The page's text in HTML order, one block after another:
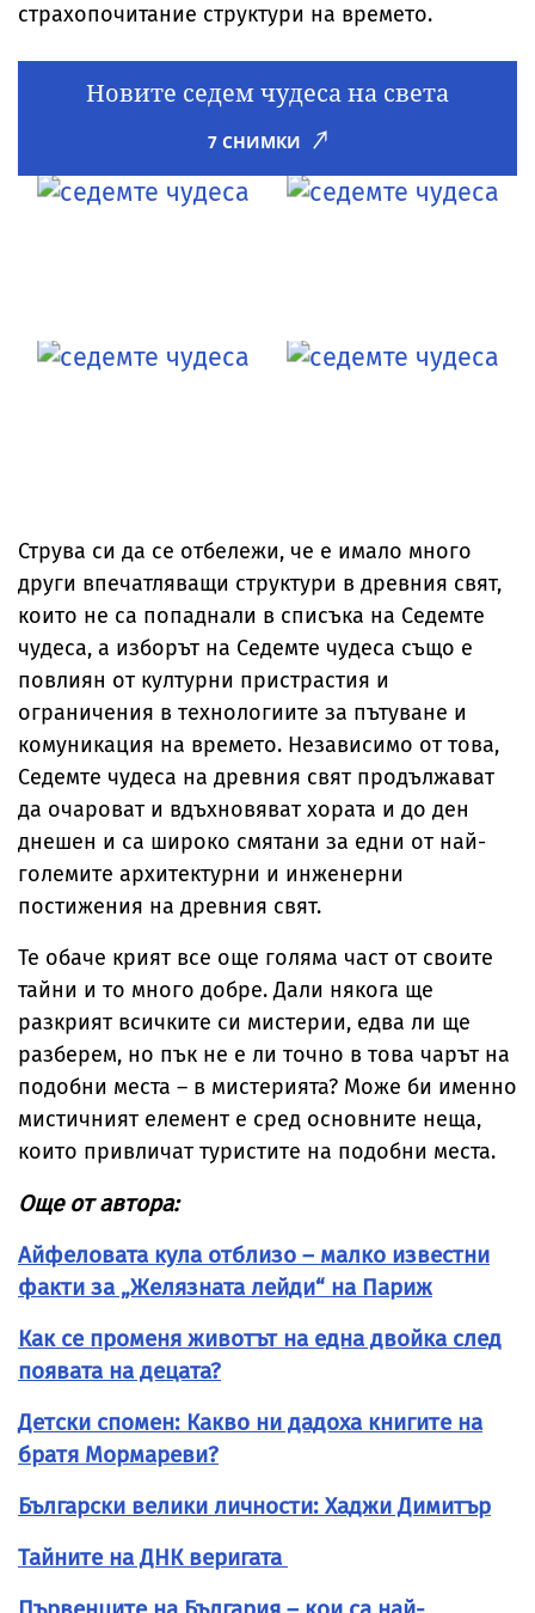
страхопочитание структури на времето.
Новите седем чудеса на света
7 СНИМКИ
Струва си да се отбележи, че е имало много
други впечатляващи структури в древния свят,
които не са попаднали в списъка на Седемте
чудеса, а изборът на Седемте чудеса също е
повлиян от културни пристрастия и
ограничения в технологиите за пътуване и
комуникация на времето. Независимо от това,
Седемте чудеса на древния свят продължават
да очароват и вдъхновяват хората и до ден
днешен и са широко смятани за едни от най-
големите архитектурни и инженерни
постижения на древния свят.
Те обаче крият все още голяма част от своите
тайни и то много добре. Дали някога ще
разкрият всичките си мистерии, едва ли ще
разберем, но пък не е ли точно в това чарът на
подобни места – в мистерията? Може би именно
мистичният елемент е сред основните неща,
които привличат туристите на подобни места.
Още от автора:
Айфеловата кула отблизо – малко известни
факти за „Желязната лейди“ на Париж
Как се променя животът на една двойка след
появата на децата?
Детски спомен: Какво ни дадоха книгите на
братя Мормареви?
Български велики личности: Хаджи Димитър
Тайните на ДНК веригата